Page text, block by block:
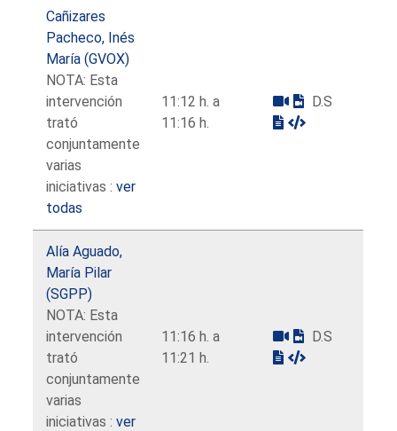
Cañizares
Pacheco, Inés
María (GVOX)
NOTA: Esta
intervención
trató
conjuntamente
varias
iniciativas :ver
todas
11:12 h. a
11:16 h.
D.S
Alía Aguado,
María Pilar
(SGPP)
NOTA: Esta
intervención
trató
conjuntamente
varias
iniciativas :ver
11:16 h. a
11:21 h.
D.S